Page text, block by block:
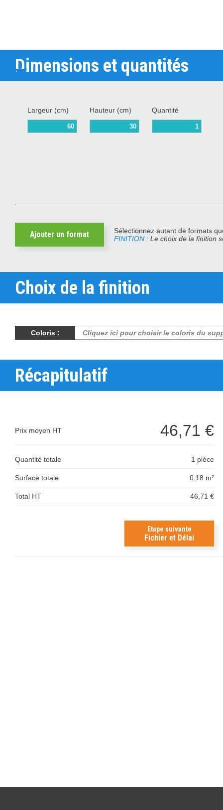
Dimensions et quantités
Largeur (cm) Hauteur (cm) Quantité
Ajouter un format
Sélectionnez autant de formats
FINITION : Le choix de la finition
Choix de la finition
Coloris : Cliquez ici pour choisir le coloris du
Récapitulatif
Prix moyen HT 46,71 €
Quantité totale 1 pièce
Surface totale 0.18 m²
Total HT 46,71 €
Etape suivante
Fichier et Délai